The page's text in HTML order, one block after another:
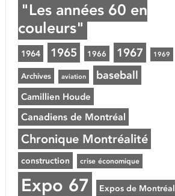
"Les années 60 en
couleurs"
1964 1965 1966 1967 1969
Archives aviation baseball
Camillien Houde
Canadiens de Montréal
Chronique Montréalité
construction crise économique
Expo 67 Expos de Montréal